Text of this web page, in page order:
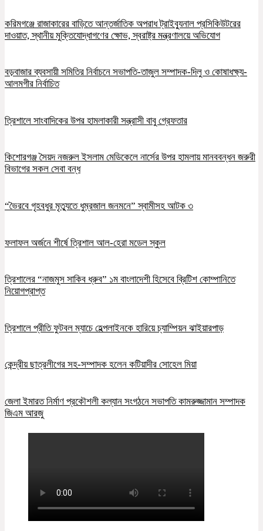
করিমগঞ্জে রাজাকারের বাড়িতে আন্তর্জাতিক অপরাধ ট্রাইব্যুনাল প্রসিকিউটরের
দাওয়াত, স্থানীয় মুক্তিযোদ্ধাগণের ক্ষোভ, স্বরাষ্ট্র মন্ত্রণালয়ে অভিযোগ
বড়বাজার ব্যবসায়ী সমিতির নির্বাচনে সভাপতি-তাজুল সম্পাদক-দিলু ও কোষাধক্ষ্য-
আলমগীর নির্বাচিত
ত্রিশালে সাংবাদিকের উপর হামলাকারী সন্ত্রাসী বাবু গ্রেফতার
কিশোরগঞ্জ সৈয়দ নজরুল ইসলাম মেডিকেলে নার্সের উপর হামলায় মানববন্ধন জরুরী
বিভাগের সকল সেবা বন্ধ
“ভৈরবে গৃহবধুর মৃত্যুতে ধুম্রজাল জনমনে” স্বামীসহ আটক ৩
ফলাফল অর্জনে শীর্ষে ত্রিশাল আল-হেরা মডেল স্কুল
ত্রিশালের “নাজমুস সাকিব ধ্রুব” ১ম বাংলাদেশী হিসেবে ব্রিটিশ কোম্পানিতে
নিয়োগপ্রাপ্ত
ত্রিশালে প্রীতি ফুটবল ম্যাচে হেল্পলাইনকে হারিয়ে চ্যাম্পিয়ন ঝাইয়ারপাড়
কেন্দ্রীয় ছাত্রলীগের সহ-সম্পাদক হলেন কটিয়াদীর সোহেল মিয়া
জেলা ইমারত নির্মাণ প্রকৌশলী কল্যান সংগঠনে সভাপতি কামরুজ্জামান সম্পাদক
জিএম আরজু